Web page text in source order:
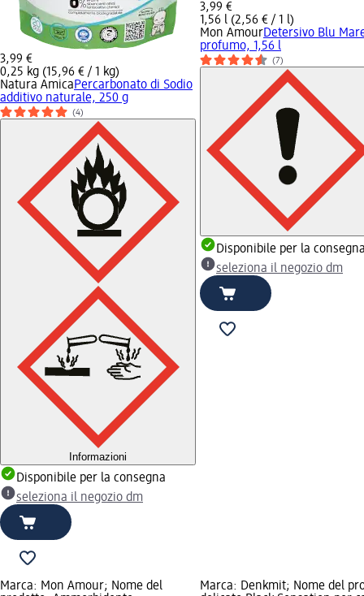
3,99 €
0,25 kg (15,96 € / 1 kg)
Natura AmicaPercarbonato di Sodio
additivo naturale, 250 g
(4)
Informazioni
Disponibile per la consegna
seleziona il negozio dm
3,99 €
1,56 l (2,56 € / 1 l)
Mon AmourDetersivo Blu
profumo, 1,56 l
(7)
Disponibile per la
seleziona il negozio dm
Marca: Mon Amour; Nome del
Marca: Denkmit; Nome del